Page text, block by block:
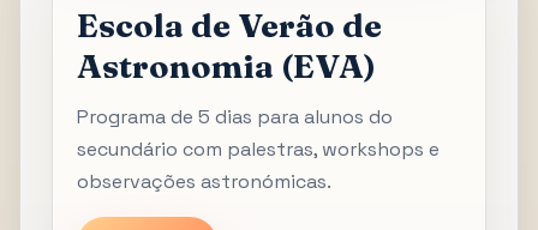
Escola de Verão de
Astronomia (EVA)
Programa de 5 dias para alunos do
secundário com palestras, workshops e
observações astronómicas.